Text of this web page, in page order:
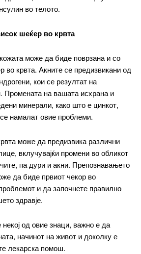
ИЗБЕРЕТЕ ПЛАН
ac
tortor
felis
dolor
во телото.
шеќер во крвта
може да биде поврзана и со
во крвта. Акните се предизвикани од
кои се резултат на
Промената на вашата исхрана и
минерали, како што е цинкот,
намалат овие проблеми.
може да предизвика различни
вклучувајќи промени во обликот
па дури и акни. Препознавањето
да биде првиот чекор во
и да започнете правилно
здравје.
од овие знаци, важно е да
начинот на живот и доколку е
лекарска помош.